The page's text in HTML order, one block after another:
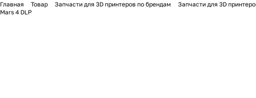
Главная Товар Запчасти для 3D принтеров по брендам Запчасти для 3D
Mars 4 DLP